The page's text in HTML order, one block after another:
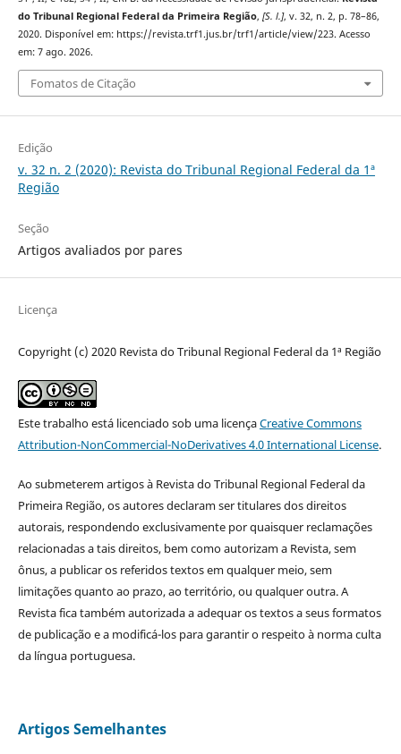
do Tribunal Regional Federal da Primeira Região, [S. l.], v. 32, n. 2, p. 78–86,
2020. Disponível em: https://revista.trf1.jus.br/trf1/article/view/223. Acesso
em: 7 ago. 2026.
Fomatos de Citação
Edição
v. 32 n. 2 (2020): Revista do Tribunal Regional Federal da 1ª
Região
Seção
Artigos avaliados por pares
Licença
Copyright (c) 2020 Revista do Tribunal Regional Federal da 1ª Região
Este trabalho está licenciado sob uma licençaCreative Commons
Attribution-NonCommercial-NoDerivatives 4.0 International License.
Ao submeterem artigos à Revista do Tribunal Regional Federal da
Primeira Região, os autores declaram ser titulares dos direitos
autorais, respondendo exclusivamente por quaisquer reclamações
relacionadas a tais direitos, bem como autorizam a Revista, sem
ônus, a publicar os referidos textos em qualquer meio, sem
limitações quanto ao prazo, ao território, ou qualquer outra. A
Revista fica também autorizada a adequar os textos a seus formatos
de publicação e a modificá-los para garantir o respeito à norma culta
da língua portuguesa.
Artigos Semelhantes